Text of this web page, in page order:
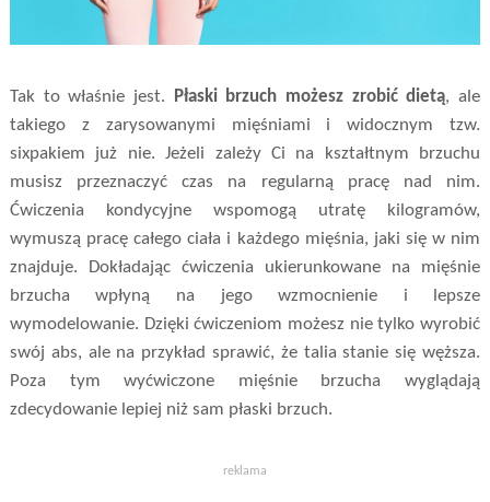
Tak to właśnie jest. Płaski brzuch możesz zrobić dietą, ale
takiego z zarysowanymi mięśniami i widocznym tzw.
sixpakiem już nie. Jeżeli zależy Ci na kształtnym brzuchu
musisz przeznaczyć czas na regularną pracę nad nim.
Ćwiczenia kondycyjne wspomogą utratę kilogramów,
wymuszą pracę całego ciała i każdego mięśnia, jaki się w nim
znajduje. Dokładając ćwiczenia ukierunkowane na mięśnie
brzucha wpłyną na jego wzmocnienie i lepsze
wymodelowanie. Dzięki ćwiczeniom możesz nie tylko wyrobić
swój abs, ale na przykład sprawić, że talia stanie się węższa.
Poza tym wyćwiczone mięśnie brzucha wyglądają
zdecydowanie lepiej niż sam płaski brzuch.
reklama